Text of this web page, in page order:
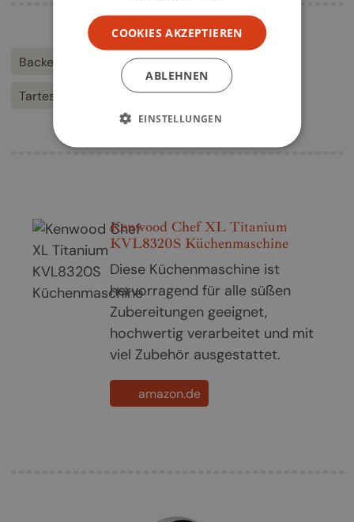
Backen Italien Kekse
Tartes
Kenwood Chef XL Titanium
KVL8320S Küchenmaschine
Diese Küchenmaschine ist
hervorragend für alle süßen
Zubereitungen geeignet,
hochwertig verarbeitet und mit
viel Zubehör ausgestattet.
amazon.de
COOKIES AKZEPTIEREN
ABLEHNEN
EINSTELLUNGEN